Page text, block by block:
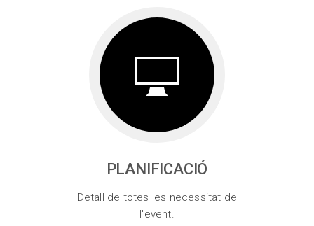
PLANIFICACIÓ
Detall de totes les necessitat de
l'event.